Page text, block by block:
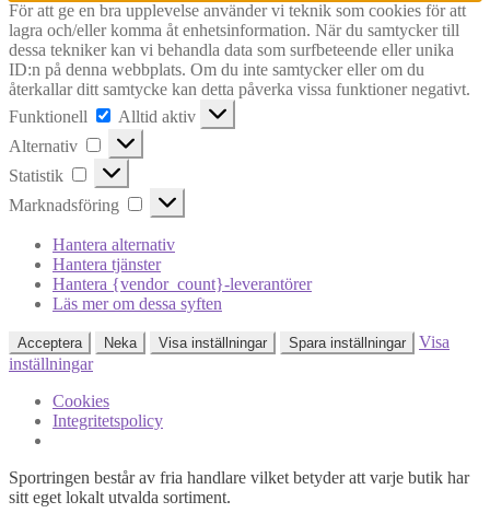
För att ge en bra upplevelse använder vi teknik som cookies för att
lagra och/eller komma åt enhetsinformation. När du samtycker till
dessa tekniker kan vi behandla data som surfbeteende eller unika
ID:n på denna webbplats. Om du inte samtycker eller om du
återkallar ditt samtycke kan detta påverka vissa funktioner negativt.
Funktionell
Funktionell
Alltid aktiv
Alternativ
Alternativ
Statistik Statistik
Marknadsföring Marknadsföring
Hantera alternativ
Hantera tjänster
Hantera {vendor_count}-leverantörer
Läs mer om dessa syften
Acceptera Neka Visa inställningar Spara inställningar
Visa
inställningar
Cookies
Integritetspolicy
Sportringen består av fria handlare vilket betyder att varje butik har
sitt eget lokalt utvalda sortiment.